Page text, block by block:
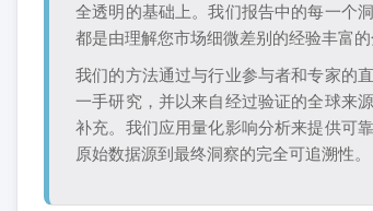
全透明的基础上。我们报告中的每一个
都是由理解您市场细微差别的经验丰富的
我们的方法通过与行业参与者和专家的
一手研究，并以来自经过验证的全球来
补充。我们应用量化影响分析来提供可
原始数据源到最终洞察的完全可追溯性。